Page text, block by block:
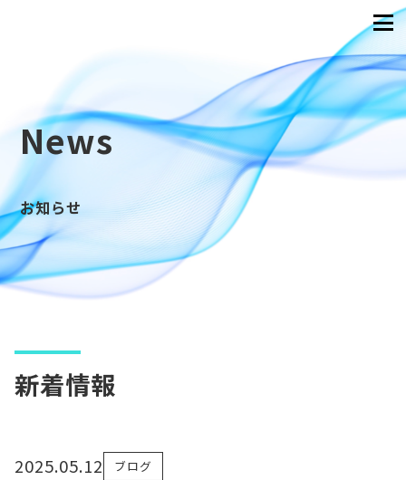
News
お知らせ
新着情報
2025.05.12 ブログ